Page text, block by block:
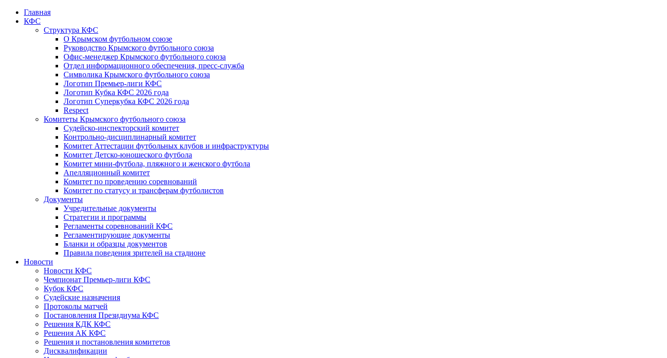
Главная
КФС
Структура КФС
О Крымском футбольном союзе
Руководство Крымского футбольного союза
Офис-менеджер Крымского футбольного союза
Отдел информационного обеспечения, пресс-служба
Символика Крымского футбольного союза
Логотип Премьер-лиги КФС
Логотип Кубка КФС 2026 года
Логотип Суперкубка КФС 2026 года
Respect
Комитеты Крымского футбольного союза
Судейско-инспекторский комитет
Контрольно-дисциплинарный комитет
Комитет Аттестации футбольных клубов и инфраструктуры
Комитет Детско-юношеского футбола
Комитет мини-футбола, пляжного и женского футбола
Апелляционный комитет
Комитет по проведению соревнований
Комитет по статусу и трансферам футболистов
Документы
Учредительные документы
Стратегии и программы
Регламенты соревнований КФС
Регламентирующие документы
Бланки и образцы документов
Правила поведения зрителей на стадионе
Новости
Новости КФС
Чемпионат Премьер-лиги КФС
Кубок КФС
Судейские назначения
Протоколы матчей
Постановления Президиума КФС
Решения КДК КФС
Решения АК КФС
Решения и постановления комитетов
Дисквалификации